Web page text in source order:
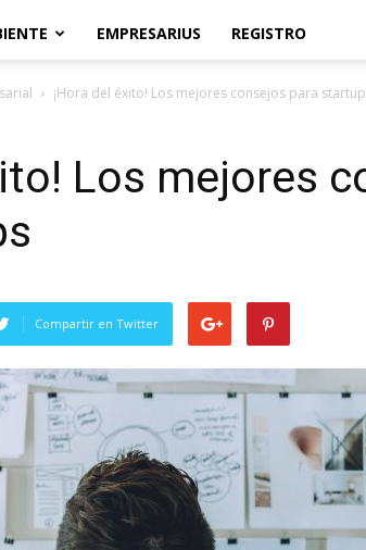
EMPRESARIUS REGISTRO
¡Hora del éxito! Los mejores consejos para
Los mejores
Compartir en Twitter